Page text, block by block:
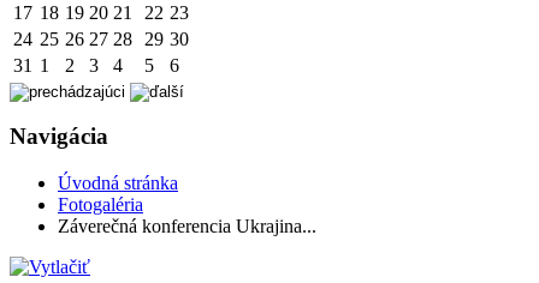
17 18 19 20 21 22 23
24 25 26 27 28 29 30
31 1 2 3 4 5 6
Navigácia
Úvodná stránka
Fotogaléria
Záverečná konferencia Ukrajina...